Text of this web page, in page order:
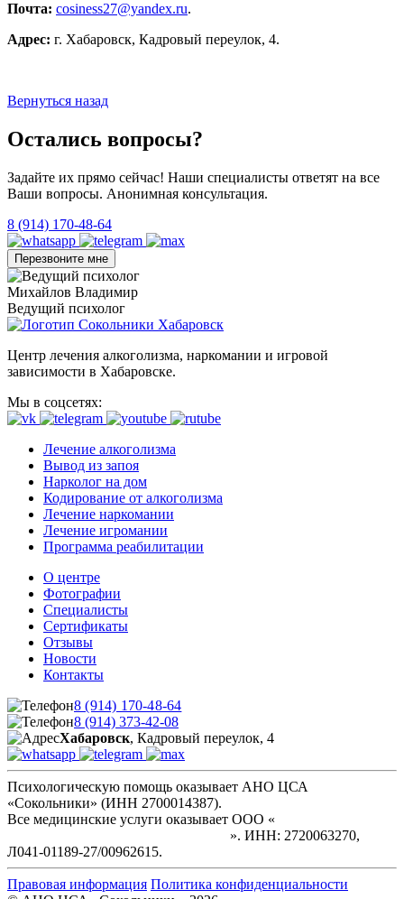
Почта: cosiness27@yandex.ru.
Адрес: г. Хабаровск, Кадровый переулок, 4.
Вернуться назад
Остались вопросы?
Задайте их прямо сейчас! Наши специалисты ответят на все
Ваши вопросы. Анонимная консультация.
8 (914) 170-48-64
Перезвоните мне
Михайлов Владимир
Ведущий психолог
Центр лечения алкоголизма, наркомании и игровой
зависимости в Хабаровске.
Мы в соцсетях:
Лечение алкоголизма
Вывод из запоя
Нарколог на дом
Кодирование от алкоголизма
Лечение наркомании
Лечение игромании
Программа реабилитации
О центре
Фотографии
Специалисты
Сертификаты
Отзывы
Новости
Контакты
8 (914) 170-48-64
8 (914) 373-42-08
Хабаровск, Кадровый переулок, 4
Психологическую помощь оказывает АНО ЦСА
«Сокольники» (ИНН 2700014387).
Все медицинские услуги оказывает ООО «
». ИНН: 2720063270,
Л041-01189-27/00962615.
Правовая информация Политика конфиденциальности